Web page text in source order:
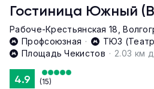
Гостиница Южный
Рабоче-Крестьянская 18,
Профсоюзная · ТЮЗ
Площадь Чекистов · 2.03 км
4.9 (15)